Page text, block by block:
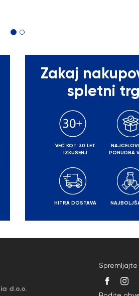
Zakaj
spletni
VEČ KOT 30 LET
IZKUŠENJ
PONUDBA
HITRA DOSTAVA
d.o.o.
Spremljajte